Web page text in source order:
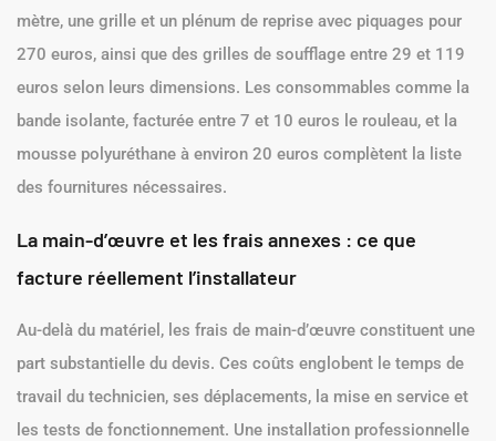
mètre, une grille et un plénum de reprise avec piquages pour
270 euros, ainsi que des grilles de soufflage entre 29 et 119
euros selon leurs dimensions. Les consommables comme la
bande isolante, facturée entre 7 et 10 euros le rouleau, et la
mousse polyuréthane à environ 20 euros complètent la liste
des fournitures nécessaires.
La main-d’œuvre et les frais annexes : ce que
facture réellement l’installateur
Au-delà du matériel, les frais de main-d’œuvre constituent une
part substantielle du devis. Ces coûts englobent le temps de
travail du technicien, ses déplacements, la mise en service et
les tests de fonctionnement. Une installation professionnelle